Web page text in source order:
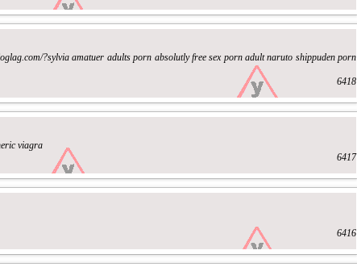
?sylvia amatuer adults porn absolutly free sex porn adult naruto shippuden porn
6418
viagra
6417
6416